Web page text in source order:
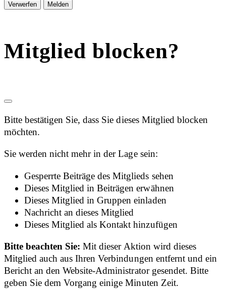
Melden
Mitglied blocken?
Bitte bestätigen Sie, dass Sie dieses Mitglied blocken
möchten.
Sie werden nicht mehr in der Lage sein:
Gesperrte Beiträge des Mitglieds sehen
Dieses Mitglied in Beiträgen erwähnen
Dieses Mitglied in Gruppen einladen
Nachricht an dieses Mitglied
Dieses Mitglied als Kontakt hinzufügen
Bitte beachten Sie:Mit dieser Aktion wird dieses
Mitglied auch aus Ihren Verbindungen entfernt und ein
Bericht an den Website-Administrator gesendet. Bitte
geben Sie dem Vorgang einige Minuten Zeit.